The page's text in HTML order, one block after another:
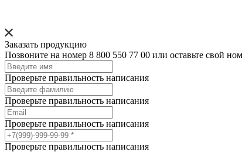
Заказать продукцию
Позвоните на номер 8 800 550 77 00 или оставьте свой
Проверьте правильность написания
Проверьте правильность написания
Проверьте правильность написания
Проверьте правильность написания